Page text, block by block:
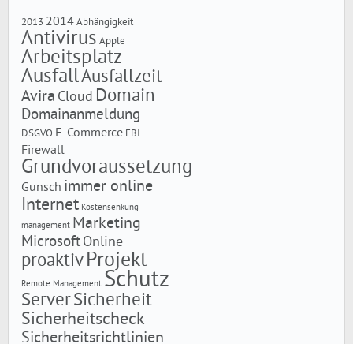
2013 2014 Abhängigkeit
Antivirus Apple
Arbeitsplatz
AusfallAusfallzeit
Avira Cloud Domain
Domainanmeldung
DSGVO E-Commerce FBI
Firewall
Grundvoraussetzung
Gunsch immer online
Internet Kostensenkung
management Marketing
Microsoft Online
proaktivProjekt
Remote Management Schutz
ServerSicherheit
Sicherheitscheck
Sicherheitsrichtlinien